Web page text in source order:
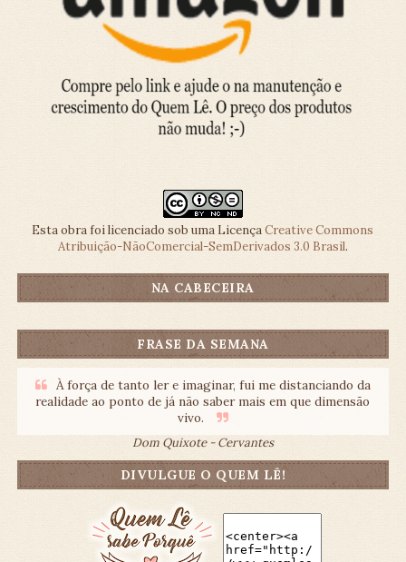
Esta obra foi licenciado sob uma LicençaCreative Commons
Atribuição-NãoComercial-SemDerivados 3.0 Brasil.
NA CABECEIRA
FRASE DA SEMANA
À força de tanto ler e imaginar, fui me distanciando da
realidade ao ponto de já não saber mais em que dimensão
vivo.
Dom Quixote - Cervantes
DIVULGUE O QUEM LÊ!